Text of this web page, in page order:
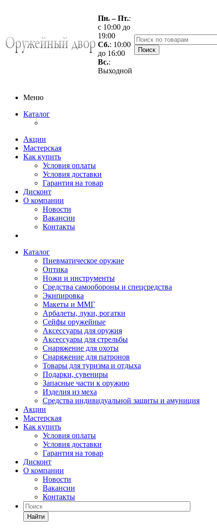
Пн. – Пт.:
с 10:00 до
19:00
Сб.: 10:00
до 16:00
Вс.:
Выходной
Меню
Каталог
Акции
Мастерская
Как купить
Условия оплаты
Условия доставки
Гарантия на товар
Дисконт
О компании
Новости
Вакансии
Контакты
Каталог
Пневматическое оружие
Оптика
Ножи и инструменты
Средства самообороны и спецсредства
Экипировка
Макеты и ММГ
Арбалеты, луки, рогатки
Сейфы оружейные
Аксессуары для оружия
Аксессуары для стрельбы
Снаряжение для охоты
Снаряжение для патронов
Товары для туризма и отдыха
Подарки, сувениры
Запасные части к оружию
Изделия из меха
Средства индивидуальной защиты и амуниция
Акции
Мастерская
Как купить
Условия оплаты
Условия доставки
Гарантия на товар
Дисконт
О компании
Новости
Вакансии
Контакты
Найти